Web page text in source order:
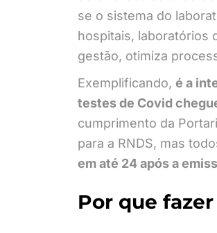
se o sistema do
hospitais, laboratórios
gestão, otimiza
Exemplificando, é a
testes de Covid
cumprimento da
para a RNDS, mas
em até 24 após a
Por que